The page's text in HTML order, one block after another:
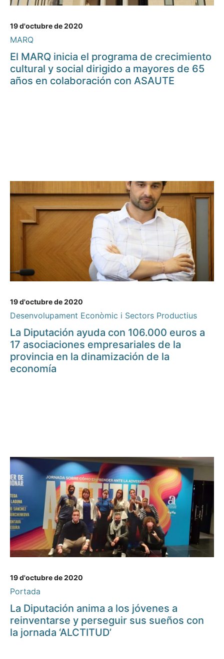
19 d'octubre de 2020
MARQ
El MARQ inicia el programa de crecimiento
cultural y social dirigido a mayores de 65
años en colaboración con ASAUTE
19 d'octubre de 2020
Desenvolupament Econòmic i Sectors Productius
La Diputación ayuda con 106.000 euros a
17 asociaciones empresariales de la
provincia en la dinamización de la
economía
19 d'octubre de 2020
Portada
La Diputación anima a los jóvenes a
reinventarse y perseguir sus sueños con
la jornada ‘ALCTITUD’